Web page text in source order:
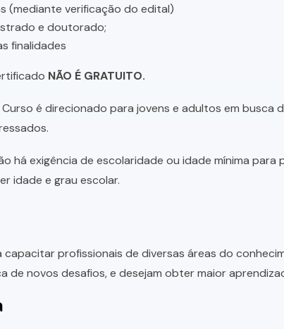
(mediante verificação do edital)
e doutorado;
finalidades
NÃO É GRATUITO.
é direcionado para jovens e adultos em busca
há exigência de escolaridade ou idade mínima
idade e grau escolar.
profissionais de diversas áreas do
de novos desafios, e desejam obter maior